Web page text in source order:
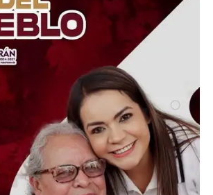
Área de Ciencias Atmosféricas y del
de la UG, Marcos Irineo
explicó que se esperan
distinta intensidad, desde lluvias
hasta moderadas, dependiendo de la
que las temperaturas máximas
28 y 30 grados centígrados en
Irapuato y Celaya, mientras que en
el ambiente será más fresco, con
10 y 12 grados.
huracán Genevieve, el especialista